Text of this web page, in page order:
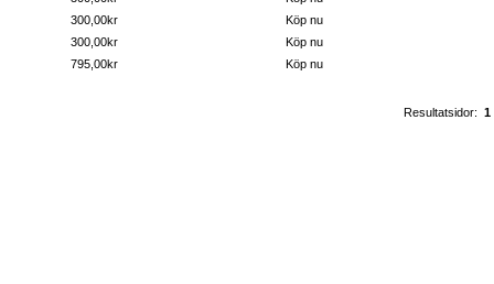
300,00kr
Köp nu
300,00kr
Köp nu
795,00kr Köp nu
Resultatsidor: 1